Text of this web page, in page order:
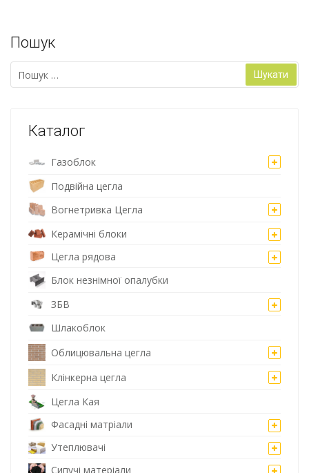
Пошук
Пошук:
Каталог
Газоблок
Подвійна цегла
Вогнетривка Цегла
Керамічні блоки
Цегла рядова
Блок незнімної опалубки
ЗБВ
Шлакоблок
Облицювальна цегла
Клінкерна цегла
Цегла Кая
Фасадні матріали
Утеплювачі
Сипучі матеріали